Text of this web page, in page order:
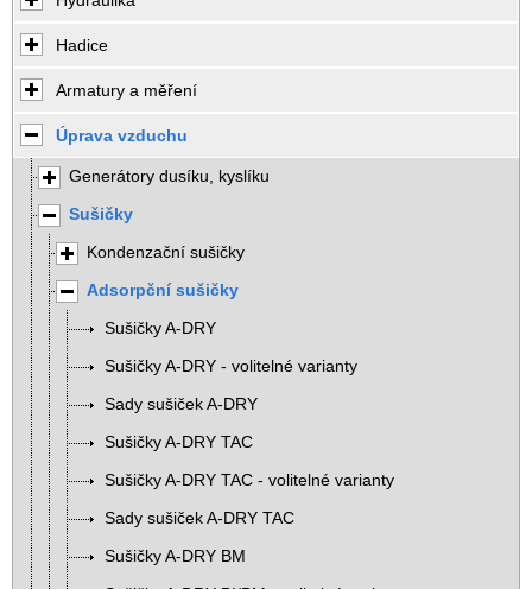
Hadice
Armatury a měření
Úprava vzduchu
Generátory dusíku, kyslíku
Sušičky
Kondenzační sušičky
Adsorpční sušičky
Sušičky A-DRY
Sušičky A-DRY - volitelné varianty
Sady sušiček A-DRY
Sušičky A-DRY TAC
Sušičky A-DRY TAC - volitelné varianty
Sady sušiček A-DRY TAC
Sušičky A-DRY BM